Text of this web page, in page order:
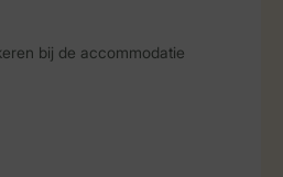
bij de accommodatie